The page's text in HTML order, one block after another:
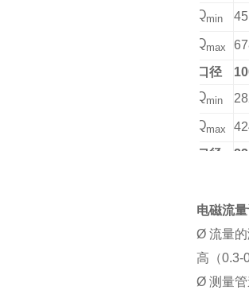
Qmin
Qmax
口径
Qmin
Qmax
口径
Qmax
电磁流
Ø 流量
高（0.3-
Ø 测量